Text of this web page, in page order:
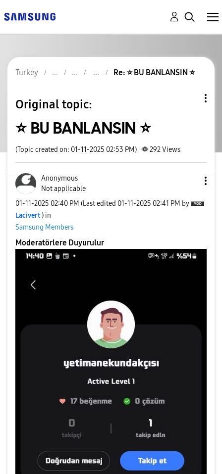
Turkey Re: ⭐ BU BANLANSIN ⭐
Original topic:
⭐ BU BANLANSIN ⭐
(Topic created on: 01-11-2025 02:53 PM) 292Views
Anonymous
Not applicable
‎01-11-2025 02:40 PM (Last edited ‎01-11-2025 02:41 PM by
Lacivert ) in
Samsung Members
Moderatörlere Duyurulur